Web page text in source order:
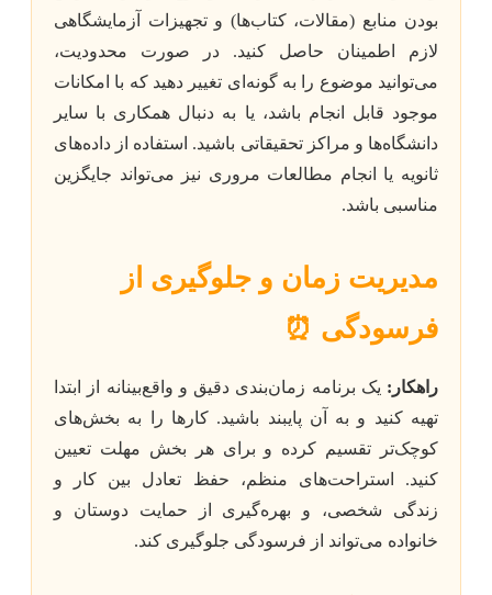
بودن منابع (مقالات، کتاب‌ها) و تجهیزات آزمایشگاهی
لازم اطمینان حاصل کنید. در صورت محدودیت،
می‌توانید موضوع را به گونه‌ای تغییر دهید که با امکانات
موجود قابل انجام باشد، یا به دنبال همکاری با سایر
دانشگاه‌ها و مراکز تحقیقاتی باشید. استفاده از داده‌های
ثانویه یا انجام مطالعات مروری نیز می‌تواند جایگزین
مناسبی باشد.
مدیریت زمان و جلوگیری از
فرسودگی ⏰
راهکار: یک برنامه زمان‌بندی دقیق و واقع‌بینانه از ابتدا
تهیه کنید و به آن پایبند باشید. کارها را به بخش‌های
کوچک‌تر تقسیم کرده و برای هر بخش مهلت تعیین
کنید. استراحت‌های منظم، حفظ تعادل بین کار و
زندگی شخصی، و بهره‌گیری از حمایت دوستان و
خانواده می‌تواند از فرسودگی جلوگیری کند.